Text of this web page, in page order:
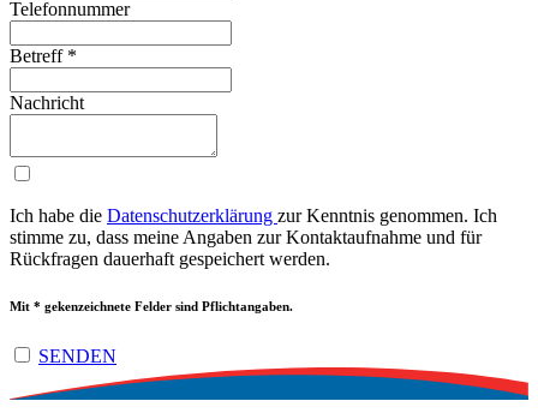
Telefonnummer
Betreff *
Nachricht
Ich habe die Da­ten­schutz­er­klä­rung zur Kenntnis genommen. Ich
stimme zu, dass meine Angaben zur Kon­takt­auf­nah­me und für
Rück­fra­gen dauerhaft ge­spei­chert werden.
Mit * gekenzeichnete Felder sind Pflichtangaben.
SENDEN